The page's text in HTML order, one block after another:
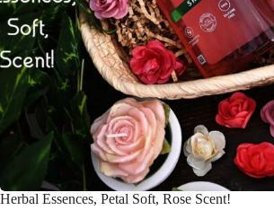
Herbal Essences, Petal Soft, Rose Scent!